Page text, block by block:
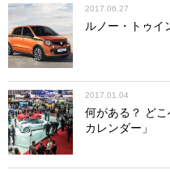
2017.06.27
ルノー・トゥイ
2017.01.04
何がある？ ど
カレンダー」